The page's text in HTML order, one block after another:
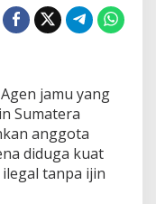
Agen jamu yang
Sumatera
anggota
diduga kuat
tanpa ijin